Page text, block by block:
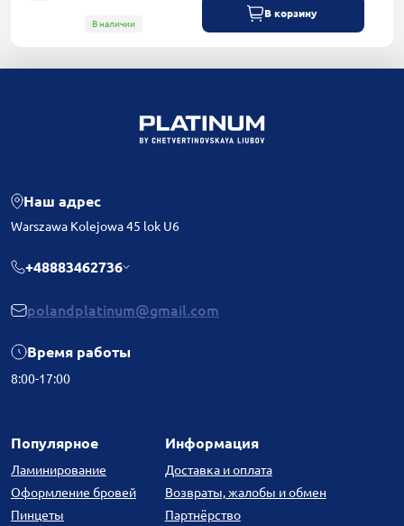
В наличии
В корзину
Наш адрес
Warszawa Kolejowa 45 lok U6
+48883462736
polandplatinum@gmail.com
Время работы
8:00-17:00
Популярное
Ламинирование
Оформление бровей
Пинцеты
Информация
Доставка и оплата
Возвраты, жалобы и обмен
Партнёрство